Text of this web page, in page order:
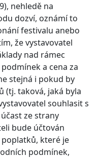
nehledě na
dozví, oznámí to
festivalu anebo
že vystavovatel
nad rámec
a cena za
stejná i pokud by
(tj. taková, jaká byla
souhlasit s
ze strany
bude účtován
poplatků, které je
podmínek,